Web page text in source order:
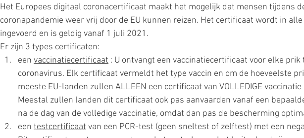
Het Europees digitaal coronacertificaat maakt het mogelijk dat mensen tijdens
coronapandemie weer vrij door de EU kunnen reizen. Het certificaat wordt in
ingevoerd en is geldig vanaf 1 juli 2021.
Er zijn 3 types certificaten:
een vaccinatiecertificaat : U ontvangt een vaccinatiecertificaat voor elke
coronavirus. Elk certificaat vermeldt het type vaccin en om de hoeveelste
meeste EU-landen zullen ALLEEN een certificaat van VOLLEDIGE
Meestal zullen landen dit certificaat ook pas aanvaarden vanaf een
na de dag van de volledige vaccinatie, omdat dan pas de bescherming
een testcertificaat van een PCR-test (geen sneltest of zelftest) met een